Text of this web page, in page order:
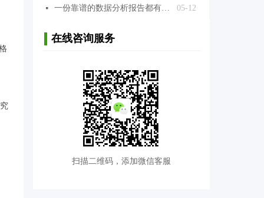
在线咨询服务
扫描二维码，添加微信客服
05-12
넷 一份靠谱的数据分析报告都有什么套路？